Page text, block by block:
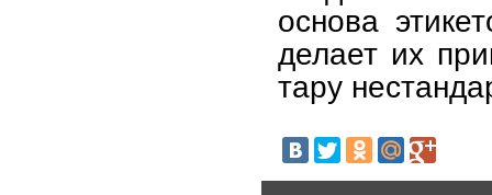
основа
делает их
тару